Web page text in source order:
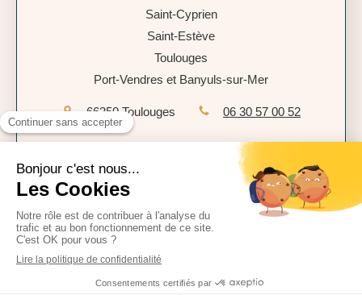
Saint-Cyprien
Saint-Estève
Toulouges
Port-Vendres et Banyuls-sur-Mer
66350 Toulouges 06 30 57 00 52
Mentions légales
Politique de confidentialité
CGU